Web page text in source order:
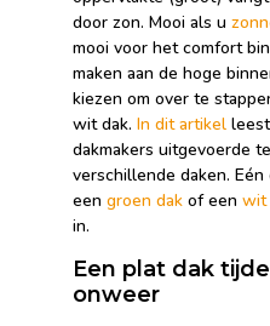
door zon. Mooi als u
mooi voor het comfort
maken aan de hoge
kiezen om over te
wit dak. In dit artikel
dakmakers uitgevoerde
verschillende daken.
een groen dak of een wit
in.
Een plat dak
onweer